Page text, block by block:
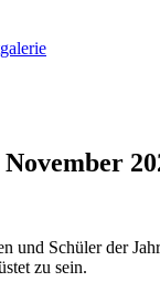
November
und Schüler der
zu sein.